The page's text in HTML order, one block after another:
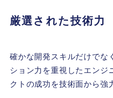
厳選された技術力
確かな開発スキルだけでな
ション力を重視したエンジ
クトの成功を技術面から強